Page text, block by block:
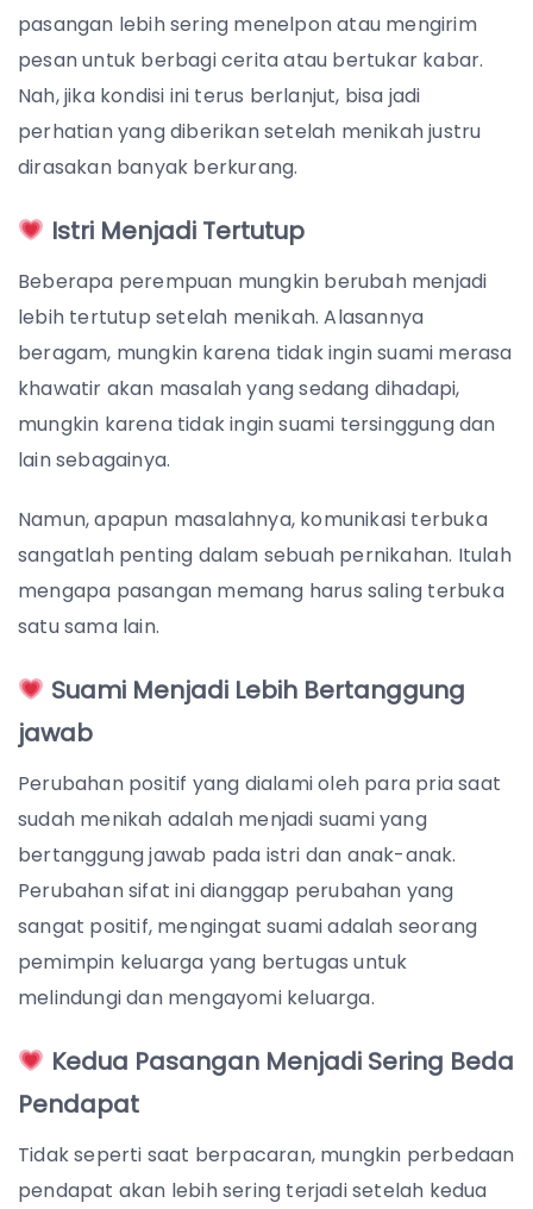
pasangan lebih sering menelpon atau mengirim
pesan untuk berbagi cerita atau bertukar kabar.
Nah, jika kondisi ini terus berlanjut, bisa jadi
perhatian yang diberikan setelah menikah justru
dirasakan banyak berkurang.
Istri Menjadi Tertutup
Beberapa perempuan mungkin berubah menjadi
lebih tertutup setelah menikah. Alasannya
beragam, mungkin karena tidak ingin suami merasa
khawatir akan masalah yang sedang dihadapi,
mungkin karena tidak ingin suami tersinggung dan
lain sebagainya.
Namun, apapun masalahnya, komunikasi terbuka
sangatlah penting dalam sebuah pernikahan. Itulah
mengapa pasangan memang harus saling terbuka
satu sama lain.
Suami Menjadi Lebih Bertanggung
jawab
Perubahan positif yang dialami oleh para pria saat
sudah menikah adalah menjadi suami yang
bertanggung jawab pada istri dan anak-anak.
Perubahan sifat ini dianggap perubahan yang
sangat positif, mengingat suami adalah seorang
pemimpin keluarga yang bertugas untuk
melindungi dan mengayomi keluarga.
Kedua Pasangan Menjadi Sering Beda
Pendapat
Tidak seperti saat berpacaran, mungkin perbedaan
pendapat akan lebih sering terjadi setelah kedua